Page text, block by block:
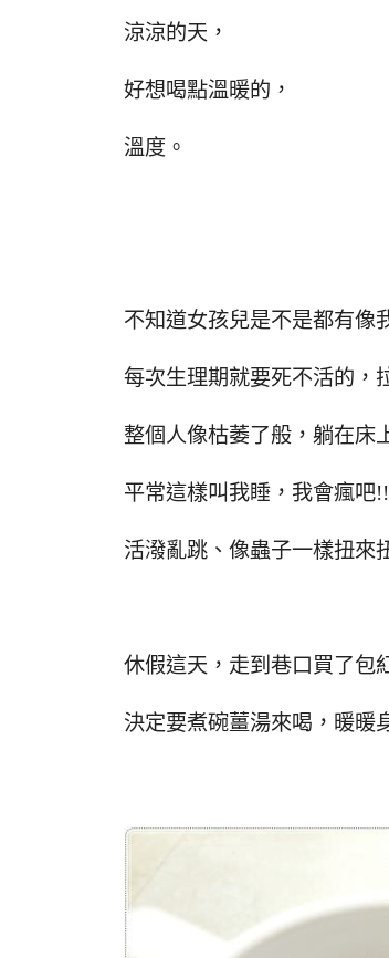
涼涼的天，
好想喝點溫暖的，
溫度。
不知道女孩兒是不是都有像
每次生理期就要死不活的
整個人像枯萎了般，躺在
平常這樣叫我睡，我會瘋吧!!
活潑亂跳、像蟲子一樣扭來
休假這天，走到巷口買了包
決定要煮碗薑湯來喝，暖暖